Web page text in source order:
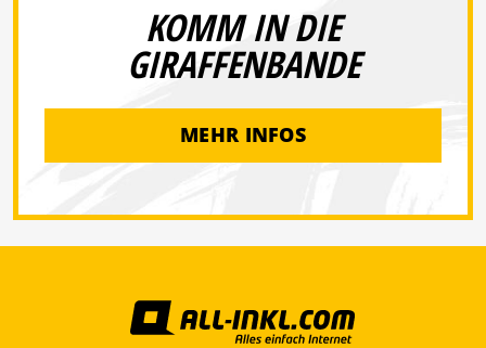
KOMM IN DIE
GIRAFFENBANDE
MEHR INFOS